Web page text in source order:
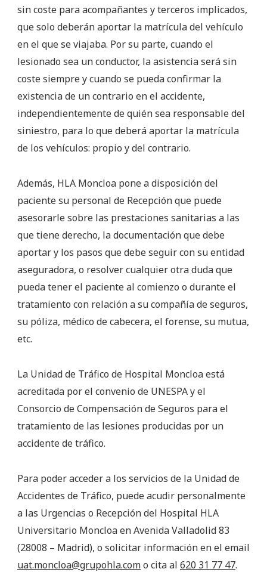
sin coste para acompañantes y terceros implicados,
que solo deberán aportar la matrícula del vehículo
en el que se viajaba. Por su parte, cuando el
lesionado sea un conductor, la asistencia será sin
coste siempre y cuando se pueda confirmar la
existencia de un contrario en el accidente,
independientemente de quién sea responsable del
siniestro, para lo que deberá aportar la matrícula
de los vehículos: propio y del contrario.
Además, HLA Moncloa pone a disposición del
paciente su personal de Recepción que puede
asesorarle sobre las prestaciones sanitarias a las
que tiene derecho, la documentación que debe
aportar y los pasos que debe seguir con su entidad
aseguradora, o resolver cualquier otra duda que
pueda tener el paciente al comienzo o durante el
tratamiento con relación a su compañía de seguros,
su póliza, médico de cabecera, el forense, su mutua,
etc.
La Unidad de Tráfico de Hospital Moncloa está
acreditada por el convenio de UNESPA y el
Consorcio de Compensación de Seguros para el
tratamiento de las lesiones producidas por un
accidente de tráfico.
Para poder acceder a los servicios de la Unidad de
Accidentes de Tráfico, puede acudir personalmente
a las Urgencias o Recepción del Hospital HLA
Universitario Moncloa en Avenida Valladolid 83
(28008 – Madrid), o solicitar información en el email
uat.moncloa@grupohla.como cita al 620 31 77 47.